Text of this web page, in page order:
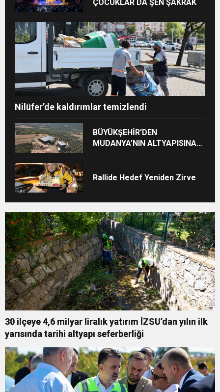
ÇOCUKLAR DA ŞEN ŞAKRAK
Nilüfer’de kaldırımlar temizlendi
BÜYÜKŞEHİR’DEN
MUDANYA’NIN ALTYAPISINA
Rallide Hedef Yeniden Zirve
30 ilçeye 4,6 milyar liralık yatırım İZSU’dan yılın ilk
yarısında tarihi altyapı seferberliği